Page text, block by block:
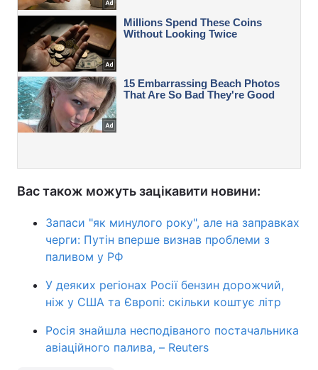
Вас також можуть зацікавити новини:
Запаси "як минулого року", але на заправках
черги: Путін вперше визнав проблеми з
паливом у РФ
У деяких регіонах Росії бензин дорожчий,
ніж у США та Європі: скільки коштує літр
Росія знайшла несподіваного постачальника
авіаційного палива, – Reuters